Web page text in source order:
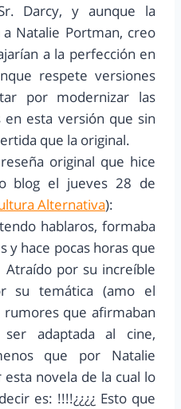
Darcy, y aunque la
Natalie Portman, creo
a la perfección en
respete versiones
por modernizar las
esta versión que sin
que la original.
original que hice
blog el jueves 28 de
Alternativa):
hablaros, formaba
y hace pocas horas que
por su increíble
su temática (amo el
que afirmaban
adaptada al cine,
que por Natalie
novela de la cual lo
es: !!!!¿¿¿¿ Esto que